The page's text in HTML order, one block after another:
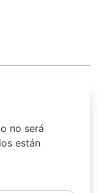
no será
están